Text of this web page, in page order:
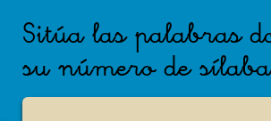
Sitúa las palabras
su número de